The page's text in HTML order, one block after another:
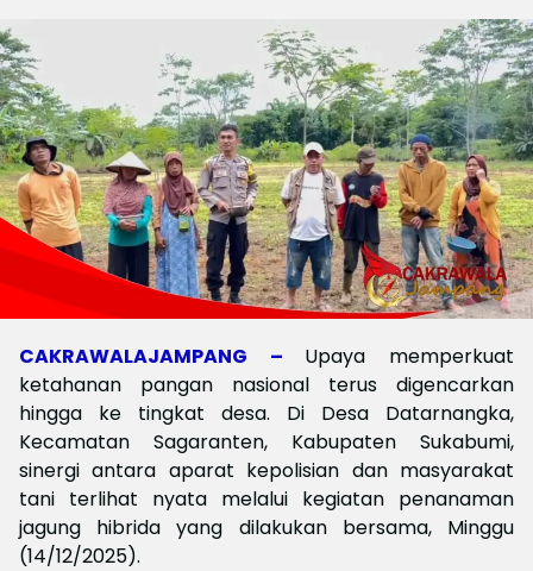
CAKRAWALAJAMPANG – Upaya memperkuat
ketahanan pangan nasional terus digencarkan
hingga ke tingkat desa. Di Desa Datarnangka,
Kecamatan Sagaranten, Kabupaten Sukabumi,
sinergi antara aparat kepolisian dan masyarakat
tani terlihat nyata melalui kegiatan penanaman
jagung hibrida yang dilakukan bersama, Minggu
(14/12/2025).